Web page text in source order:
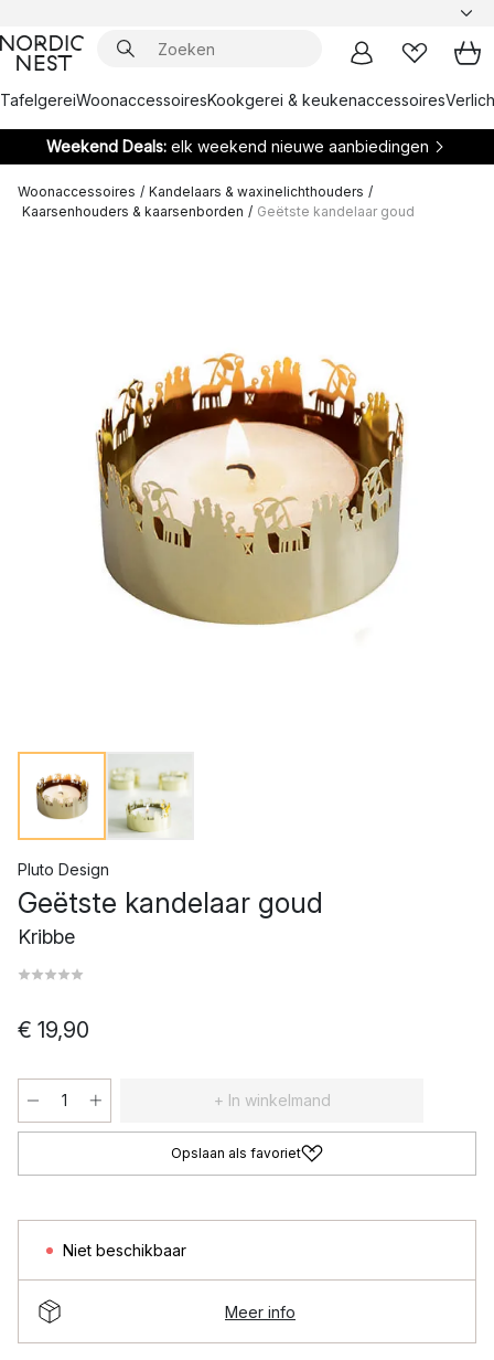
TafelgereiWoonaccessoiresKookgerei & keukenaccessoires
Weekend Deals: elk weekend nieuwe aanbiedingen
Woonaccessoires / Kandelaars & waxinelichthouders /
Kaarsenhouders & kaarsenborden / Geëtste kandelaar goud
Pluto Design
Geëtste kandelaar goud
Kribbe
€ 19,90
+ In winkelmand
Opslaan als favoriet
Niet beschikbaar
Meer info